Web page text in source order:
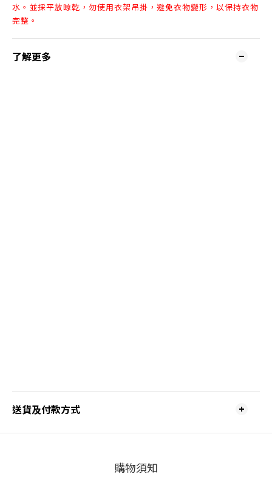
水。並採平放晾乾，勿使用衣架吊掛，避免衣物變形，以保持衣物
完整。
了解更多
送貨及付款方式
購物須知